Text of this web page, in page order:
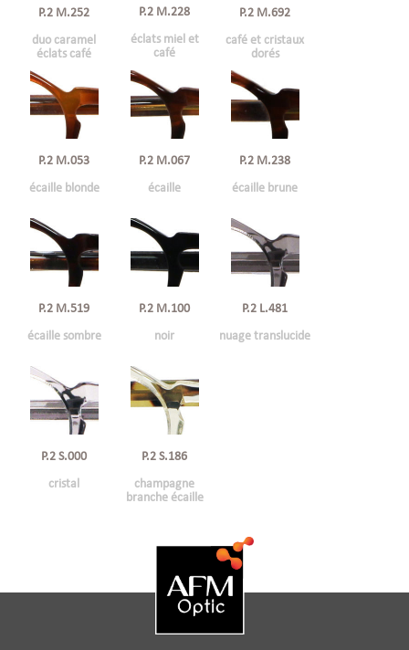
P.2 M.252
duo caramel
éclats café
P.2 M.228
éclats miel et
café
P.2 M.692
café et cristaux
dorés
P.2 M.053
écaille blonde
P.2 M.067
écaille
P.2 M.238
écaille brune
P.2 M.519
écaille sombre
P.2 M.100
noir
P.2 L.481
nuage translucide
P.2 S.000
cristal
P.2 S.186
champagne
branche écaille